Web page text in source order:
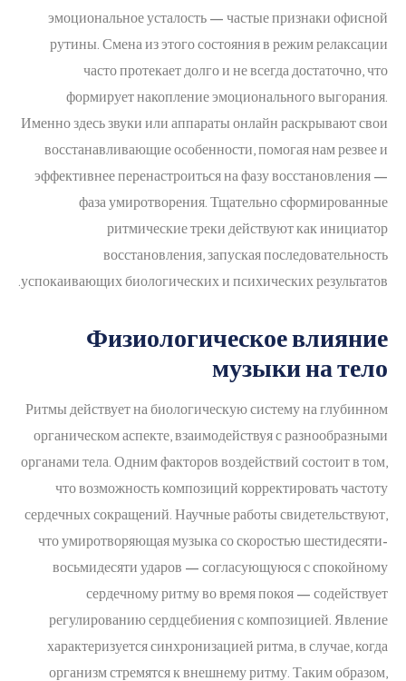
эмоциональное усталость — частые признаки офисной
рутины. Смена из этого состояния в режим релаксации
часто протекает долго и не всегда достаточно, что
формирует накопление эмоционального выгорания.
Именно здесь звуки или аппараты онлайн раскрывают свои
восстанавливающие особенности, помогая нам резвее и
эффективнее перенастроиться на фазу восстановления —
фаза умиротворения. Тщательно сформированные
ритмические треки действуют как инициатор
восстановления, запуская последовательность
успокаивающих биологических и психических результатов.
Физиологическое влияние
музыки на тело
Ритмы действует на биологическую систему на глубинном
органическом аспекте, взаимодействуя с разнообразными
органами тела. Одним факторов воздействий состоит в том,
что возможность композиций корректировать частоту
сердечных сокращений. Научные работы свидетельствуют,
что умиротворяющая музыка со скоростью шестидесяти-
восьмидесяти ударов — согласующуюся с спокойному
сердечному ритму во время покоя — содействует
регулированию сердцебиения с композицией. Явление
характеризуется синхронизацией ритма, в случае, когда
организм стремятся к внешнему ритму. Таким образом,